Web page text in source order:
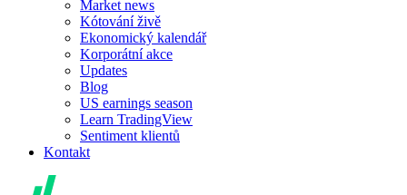
Market news
Kótování živě
Ekonomický kalendář
Korporátní akce
Updates
Blog
US earnings season
Learn TradingView
Sentiment klientů
Kontakt